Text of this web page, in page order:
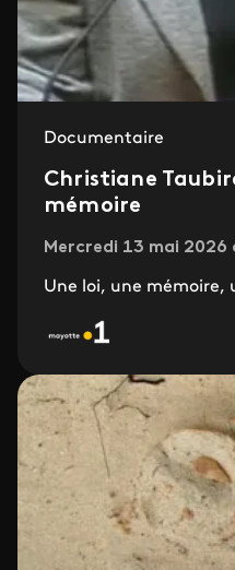
Documentaire
Christiane
mémoire
Mercredi 13 mai 2026
Une loi, une mémoire,